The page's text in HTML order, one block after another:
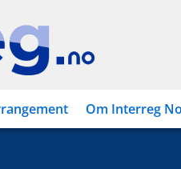
Om Interreg